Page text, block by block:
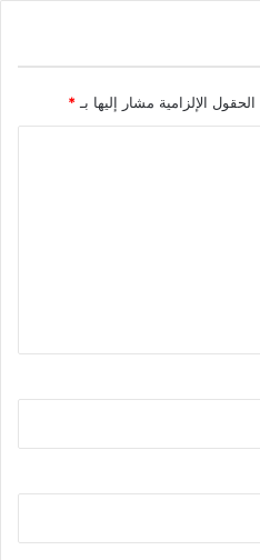
الحقول الإلزامية مشار إليها بـ *